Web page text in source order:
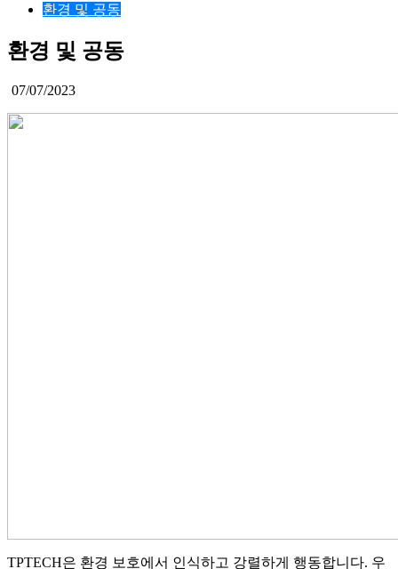
환경 및 공동
환경 및 공동
07/07/2023
TPTECH은 환경 보호에서 인식하고 강렬하게 행동합니다. 우